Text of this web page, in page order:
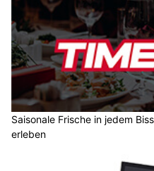
Saisonale Frische in jedem
erleben